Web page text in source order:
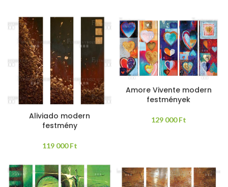
Aliviado modern
festmény
119 000Ft
Amore Vivente modern
festmények
129 000Ft